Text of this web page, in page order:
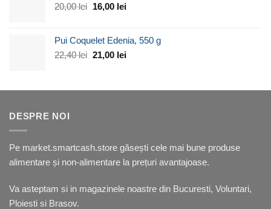
11,99 lei.
20,00lei Prețul
fost:
20,00 lei.
16,00 leiPrețul
16,00 lei.
Pui Coquelet Edenia, 550 g
22,40lei Prețul
fost:
21,00 leiPrețul
21,00 lei.
DESPRE NOI
Pe market.smartcash.store găsești cele mai bune produse
alimentare și non-alimentare la prețuri avantajoase.
Va asteptam si in magazinele noastre din Bucuresti, Voluntari,
Ploiesti si Brasov.